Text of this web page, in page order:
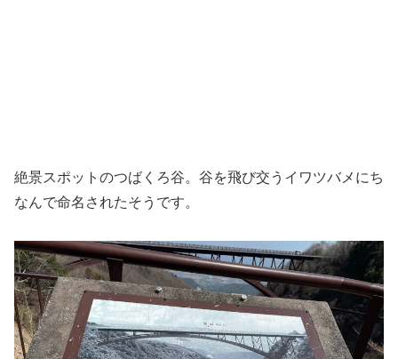
絶景スポットのつばくろ谷。谷を飛び交うイワツバメにち
なんで命名されたそうです。